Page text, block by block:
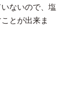
ないので、塩
とが出来ま